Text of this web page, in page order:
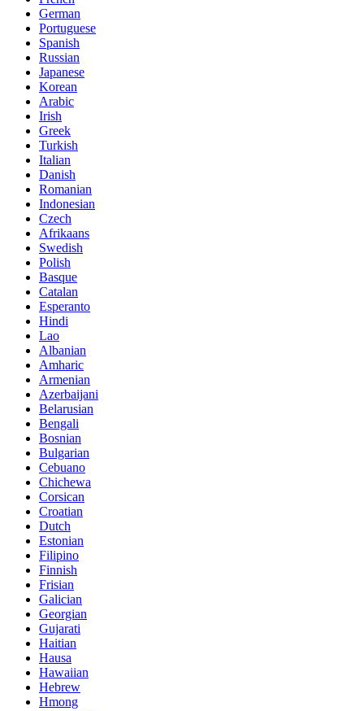
German
Portuguese
Spanish
Russian
Japanese
Korean
Arabic
Irish
Greek
Turkish
Italian
Danish
Romanian
Indonesian
Czech
Afrikaans
Swedish
Polish
Basque
Catalan
Esperanto
Hindi
Lao
Albanian
Amharic
Armenian
Azerbaijani
Belarusian
Bengali
Bosnian
Bulgarian
Cebuano
Chichewa
Corsican
Croatian
Dutch
Estonian
Filipino
Finnish
Frisian
Galician
Georgian
Gujarati
Haitian
Hausa
Hawaiian
Hebrew
Hmong